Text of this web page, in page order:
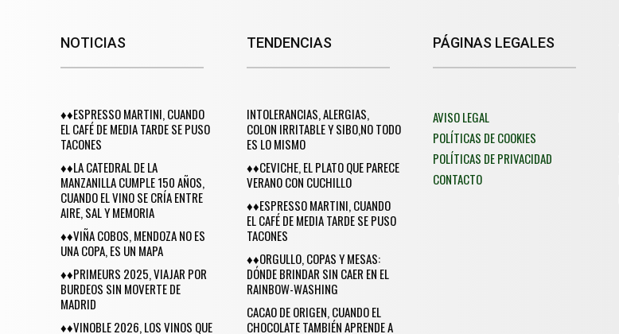
NOTICIAS
♦♦ESPRESSO MARTINI, CUANDO
EL CAFÉ DE MEDIA TARDE SE PUSO
TACONES
♦♦LA CATEDRAL DE LA
MANZANILLA CUMPLE 150 AÑOS,
CUANDO EL VINO SE CRÍA ENTRE
AIRE, SAL Y MEMORIA
♦♦VIÑA COBOS, MENDOZA NO ES
UNA COPA, ES UN MAPA
♦♦PRIMEURS 2025, VIAJAR POR
BURDEOS SIN MOVERTE DE
MADRID
♦♦VINOBLE 2026, LOS VINOS QUE
TENDENCIAS
INTOLERANCIAS, ALERGIAS,
COLON IRRITABLE Y SIBO,NO TODO
ES LO MISMO
♦♦CEVICHE, EL PLATO QUE PARECE
VERANO CON CUCHILLO
♦♦ESPRESSO MARTINI, CUANDO
EL CAFÉ DE MEDIA TARDE SE PUSO
TACONES
♦♦ORGULLO, COPAS Y MESAS:
DÓNDE BRINDAR SIN CAER EN EL
RAINBOW-WASHING
CACAO DE ORIGEN, CUANDO EL
CHOCOLATE TAMBIÉN APRENDE A
PÁGINAS LEGALES
AVISO LEGAL
POLÍTICAS DE COOKIES
POLÍTICAS DE PRIVACIDAD
CONTACTO